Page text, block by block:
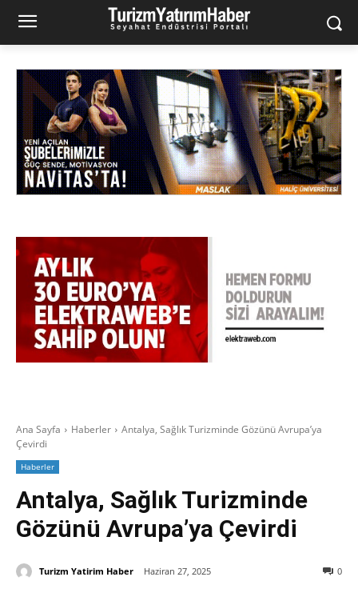
Ana Sayfa Haberler
Antalya, Sağlık Turizminde Gözünü Avrupa’ya
Çevirdi
Haberler
Antalya, Sağlık Turizminde
Gözünü Avrupa’ya Çevirdi
0
Turizm Yatirim Haber Haziran 27, 2025